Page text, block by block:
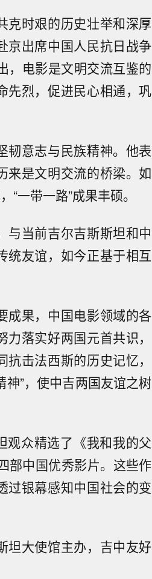
克时艰的历史壮举和深厚
京出席中国人民抗日战争
，电影是文明交流互鉴的
先烈，促进民心相通，巩
韧意志与民族精神。他表
来是文明交流的桥梁。如
一带一路”成果丰硕。
与当前吉尔吉斯斯坦和中
统友谊，如今正基于相互
成果，中国电影领域的各
落实好两国元首共识，
击法西斯的历史记忆，
神”，使中吉两国友谊之树
观众精选了《我和我的父
部中国优秀影片。这些作
过银幕感知中国社会的变
坦大使馆主办，吉中友好